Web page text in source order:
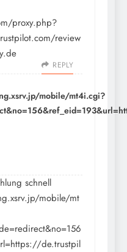
proxy.php?
review
REPLY
mobile/mt4i.cgi?
schnell
mobile/mt
de.trustpil